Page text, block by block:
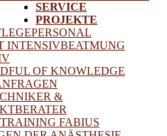
INTENSIVBEATMUNG
OF KNOWLEDGE
&
FABIUS
SERVICE
PROJEKTE